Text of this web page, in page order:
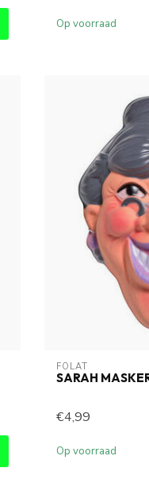
Op voorraad
FOLAT
SARAH
€4,99
Op voorraad